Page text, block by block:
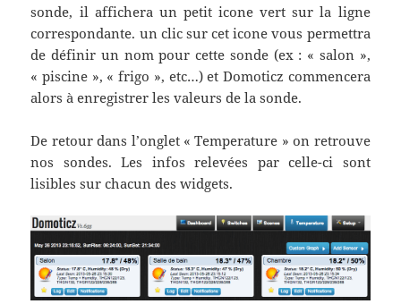
sonde, il affichera un petit icone vert sur la ligne
correspondante. un clic sur cet icone vous permettra
de définir un nom pour cette sonde (ex : « salon »,
« piscine », « frigo », etc…) et Domoticz commencera
alors à enregistrer les valeurs de la sonde.
De retour dans l’onglet « Temperature » on retrouve
nos sondes. Les infos relevées par celle-ci sont
lisibles sur chacun des widgets.